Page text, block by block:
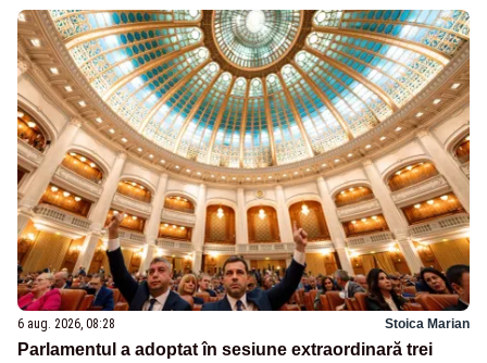
6 aug. 2026, 08:28 Stoica Marian
Parlamentul a adoptat în sesiune extraordinară trei